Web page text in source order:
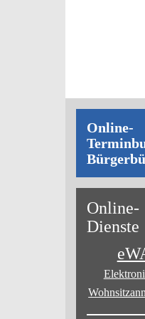
Online-
Online-
Dienste